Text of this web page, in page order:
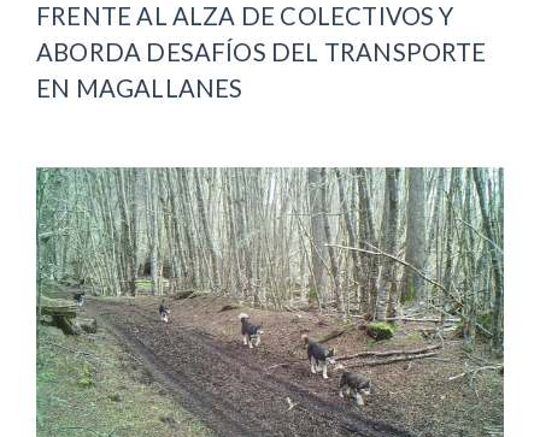
FRENTE AL ALZA DE COLECTIVOS Y
ABORDA DESAFÍOS DEL TRANSPORTE
EN MAGALLANES